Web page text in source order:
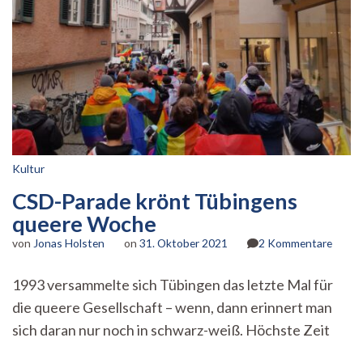
Kultur
CSD-Parade krönt Tübingens
queere Woche
von Jonas Holsten on 31. Oktober 2021 2 Kommentarezu
1993 versammelte sich Tübingen das letzte Mal für
die queere Gesellschaft – wenn, dann erinnert man
sich daran nur noch in schwarz-weiß. Höchste Zeit